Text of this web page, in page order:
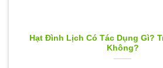
Hạt Đình Lịch Có Tác Dụng Gì?
Không?